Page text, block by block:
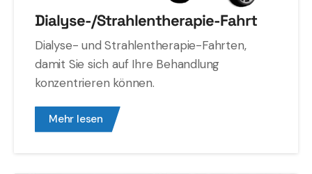
Dialyse-/Strahlentherapie-Fahrt
Dialyse- und Strahlentherapie-Fahrten,
damit Sie sich auf Ihre Behandlung
konzentrieren können.
Mehr lesen